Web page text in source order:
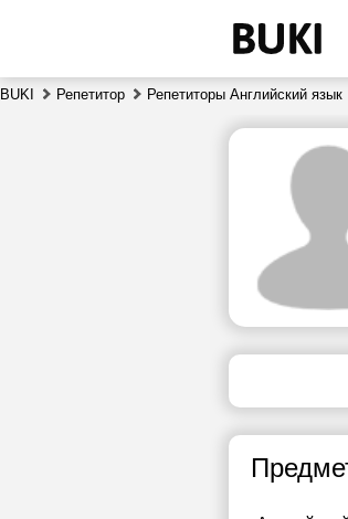
BUKI Репетитор Репетиторы Английский язык